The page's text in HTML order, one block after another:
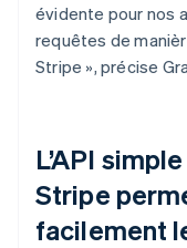
évidente pour nos
requêtes de
Stripe », précise
L’API
Stripe
facilement